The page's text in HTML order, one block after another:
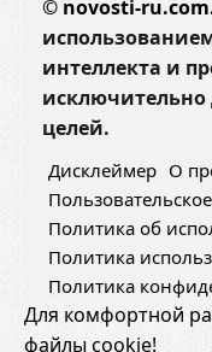
© novosti-
интеллекта и
целей.
Дисклеймер О
Политика об
Политика
Политика
Для комфортной
файлы cookie!